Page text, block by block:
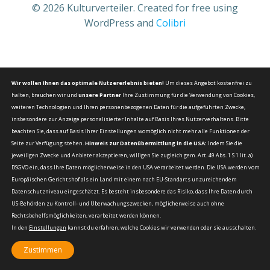
© 2026 Kulturverteiler. Created for free using
WordPress and Colibri
Wir wollen Ihnen das optimale Nutzererlebnis bieten! Um dieses Angebot kostenfrei zu
halten, brauchen wir und unsere Partner Ihre Zustimmung für die Verwendung von Cookies,
weiteren Technologien und Ihren personenbezogenen Daten für die aufgeführten Zwecke,
insbesondere zur Anzeige personalisierter Inhalte auf Basis Ihres Nutzerverhaltens. Bitte
beachten Sie, dass auf Basis Ihrer Einstellungen womöglich nicht mehr alle Funktionen der
Seite zur Verfügung stehen.Hinweis zur Datenübermittlung in die USA: Indem Sie die
jeweiligen Zwecke und Anbieter akzeptieren, willigen Sie zugleich gem. Art. 49 Abs. 1 S 1 lit. a)
DSGVO ein, dass Ihre Daten möglicherweise in den USA verarbeitet werden. Die USA werden vom
Europäischen Gerichtshof als ein Land mit einem nach EU-Standarts unzureichendem
Datenschutzniveau eingeschätzt. Es besteht insbesondere das Risiko, dass Ihre Daten durch
US-Behörden zu Kontroll- und Überwachungszwecken, möglicherweise auch ohne
Rechtsbehelfsmöglichkeiten, verarbeitet werden können.
In den Einstellungen kannst du erfahren, welche Cookies wir verwenden oder sie ausschalten.
Zustimmen